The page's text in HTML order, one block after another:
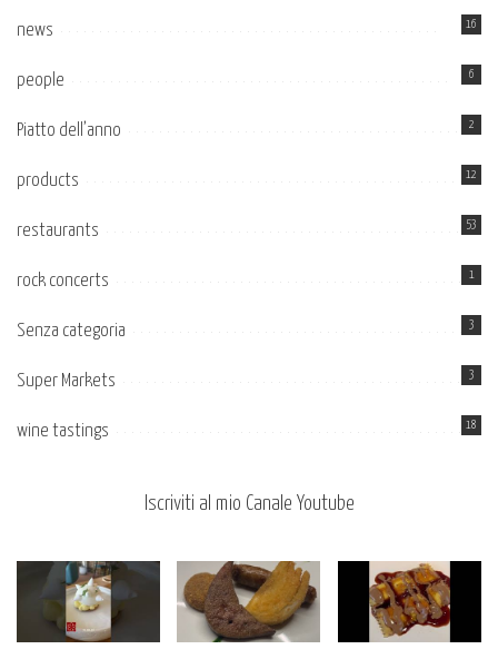
news 16
people 6
Piatto dell’anno 2
products 12
restaurants 53
rock concerts 1
Senza categoria 3
Super Markets 3
wine tastings 18
Iscriviti al mio Canale Youtube